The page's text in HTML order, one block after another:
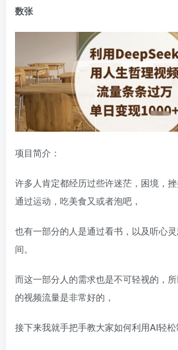
数张
项目简介：
许多人肯定都经历过些许迷茫，困境，
通过运动，吃美食又或者泡吧，
也有一部分的人是通过看书，以及听心
间。
而这一部分人的需求也是不可轻视的，
的视频流量是非常好的，
接下来我就手把手教大家如何利用AI轻